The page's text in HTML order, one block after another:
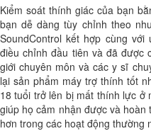
Kiểm soát thính giác của bạn
bạn dễ dàng tùy chỉnh theo
SoundControl kết hợp cùng
điều chỉnh đầu tiên và đã được
giới chuyên môn và các y sĩ
lại sản phẩm máy trợ thính tốt
18 tuổi trở lên bị mất thính lực
giúp họ cảm nhận được và
hơn trong các hoạt động thường